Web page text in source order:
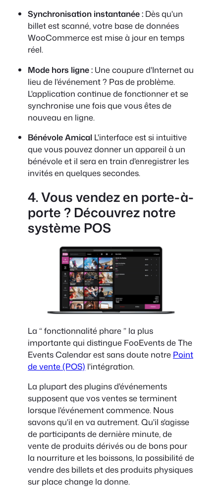
Synchronisation instantanée : Dès qu'un
billet est scanné, votre base de données
WooCommerce est mise à jour en temps
réel.
Mode hors ligne : Une coupure d'Internet au
lieu de l'événement ? Pas de problème.
L'application continue de fonctionner et se
synchronise une fois que vous êtes de
nouveau en ligne.
Bénévole Amical L'interface est si intuitive
que vous pouvez donner un appareil à un
bénévole et il sera en train d'enregistrer les
invités en quelques secondes.
4. Vous vendez en porte-à-
porte ? Découvrez notre
système POS
La “ fonctionnalité phare ” la plus
importante qui distingue FooEvents de The
Events Calendar est sans doute notre Point
de vente (POS) l'intégration.
La plupart des plugins d'événements
supposent que vos ventes se terminent
lorsque l'événement commence. Nous
savons qu'il en va autrement. Qu'il s'agisse
de participants de dernière minute, de
vente de produits dérivés ou de bons pour
la nourriture et les boissons, la possibilité de
vendre des billets et des produits physiques
sur place change la donne.